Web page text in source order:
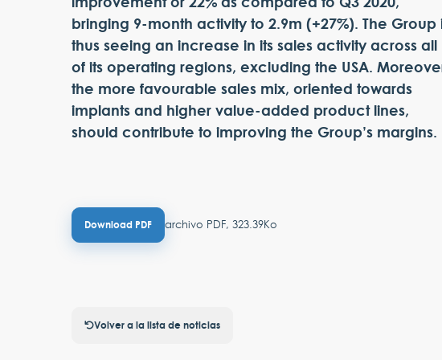
bringing 9-month activity to 2.9m (+27%). The Group
thus seeing an increase in its sales activity across all
of its operating regions, excluding the USA.
the more favourable sales mix, oriented towards
implants and higher value-added product lines,
should contribute to improving the Group’s margins.
Download PDF archivo PDF, 323.39Ko
Volver a la lista de noticias